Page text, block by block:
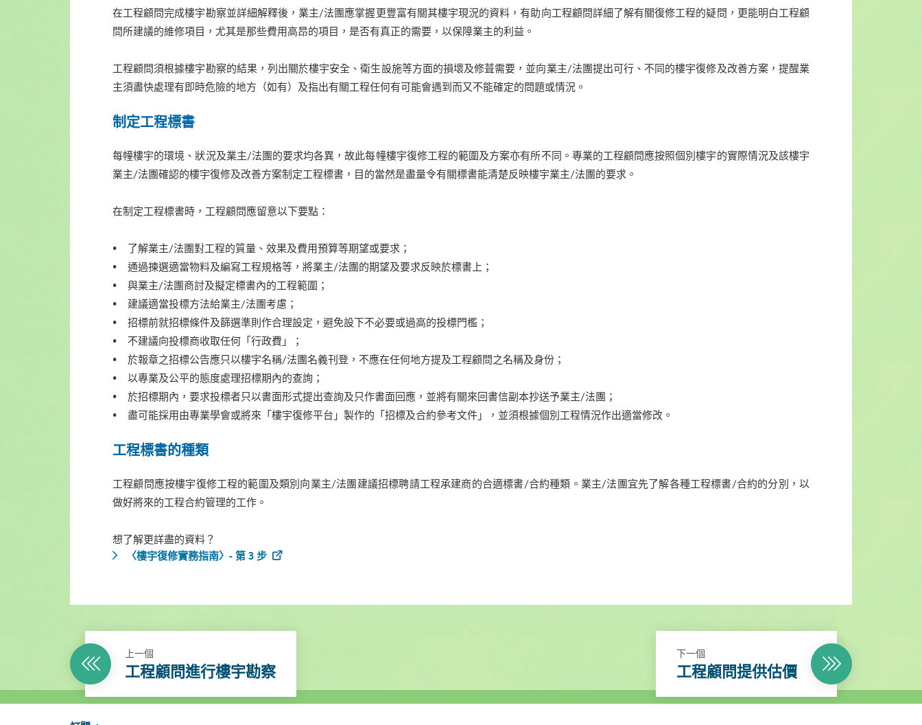
在工程顧問完成樓宇勘察並詳細解釋後，業主/法團應掌握更豐富有關其樓宇現況的資料，有助向工程顧問詳細了解有關復修工程的疑問，更能明白工程顧
問所建議的維修項目，尤其是那些費用高昂的項目，是否有真正的需要，以保障業主的利益。
工程顧問須根據樓宇勘察的結果，列出關於樓宇安全、衛生設施等方面的損壞及修葺需要，並向業主/法團提出可行、不同的樓宇復修及改善方案，提醒業
主須盡快處理有即時危險的地方（如有）及指出有關工程任何有可能會遇到而又不能確定的問題或情況。
制定工程標書
每幢樓宇的環境、狀況及業主/法團的要求均各異，故此每幢樓宇復修工程的範圍及方案亦有所不同。專業的工程顧問應按照個別樓宇的實際情況及該樓宇
業主/法團確認的樓宇復修及改善方案制定工程標書，目的當然是盡量令有關標書能清楚反映樓宇業主/法團的要求。
在制定工程標書時，工程顧問應留意以下要點：
• 了解業主/法團對工程的質量、效果及費用預算等期望或要求；
• 通過揀選適當物料及編寫工程規格等，將業主/法團的期望及要求反映於標書上；
• 與業主/法團商討及擬定標書內的工程範圍；
• 建議適當投標方法給業主/法團考慮；
• 招標前就招標條件及篩選準則作合理設定，避免設下不必要或過高的投標門檻；
• 不建議向投標商收取任何「行政費」；
• 於報章之招標公告應只以樓宇名稱/法團名義刊登，不應在任何地方提及工程顧問之名稱及身份；
• 以專業及公平的態度處理招標期內的查詢；
• 於招標期內，要求投標者只以書面形式提出查詢及只作書面回應，並將有關來回書信副本抄送予業主/法團；
• 盡可能採用由專業學會或將來「樓宇復修平台」製作的「招標及合約參考文件」，並須根據個別工程情況作出適當修改。
工程標書的種類
工程顧問應按樓宇復修工程的範圍及類別向業主/法團建議招標聘請工程承建商的合適標書/合約種類。業主/法團宜先了解各種工程標書/合約的分別，以
做好將來的工程合約管理的工作。
想了解更詳盡的資料？
〈樓宇復修實務指南〉- 第 3 步
上一個
工程顧問進行樓宇勘察
下一個
工程顧問提供估價